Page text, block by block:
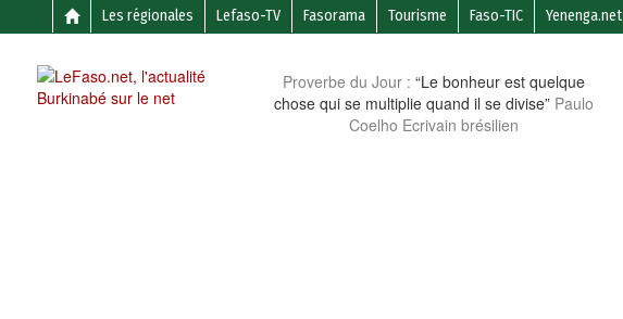
Les régionales Lefaso-TV Fasorama Tourisme Faso-TIC Yenenga.net
Proverbe du Jour : “Le bonheur est quelque
chose qui se multiplie quand il se divise” Paulo
Coelho Ecrivain brésilien